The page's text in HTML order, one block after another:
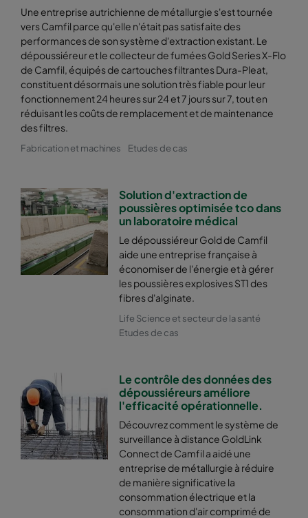
Une entreprise autrichienne de métallurgie s'est tournée
vers Camfil parce qu'elle n'était pas satisfaite des
performances de son système d'extraction existant. Le
dépoussiéreur et le collecteur de fumées Gold Series X-Flo
de Camfil, équipés de cartouches filtrantes Dura-Pleat,
constituent désormais une solution très fiable pour leur
fonctionnement 24 heures sur 24 et 7 jours sur 7, tout en
réduisant les coûts de remplacement et de maintenance
des filtres.
Fabrication et machines Etudes de cas
Solution d'extraction de
poussières optimisée tco dans
un laboratoire médical
Le dépoussiéreur Gold de Camfil
aide une entreprise française à
économiser de l'énergie et à gérer
les poussières explosives ST1 des
fibres d'alginate.
Life Science et secteur de la santé
Etudes de cas
Le contrôle des données des
dépoussiéreurs améliore
l'efficacité opérationnelle.
Découvrez comment le système de
surveillance à distance GoldLink
Connect de Camfil a aidé une
entreprise de métallurgie à réduire
de manière significative la
consommation électrique et la
consommation d'air comprimé de